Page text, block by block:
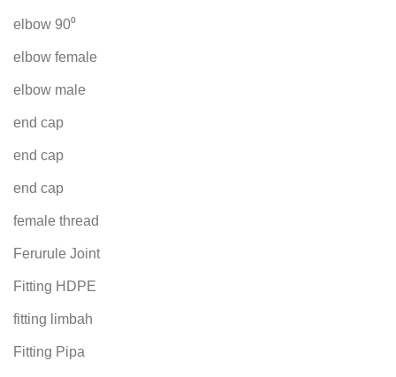
elbow 90⁰
elbow female
elbow male
end cap
end cap
end cap
female thread
Ferurule Joint
Fitting HDPE
fitting limbah
Fitting Pipa